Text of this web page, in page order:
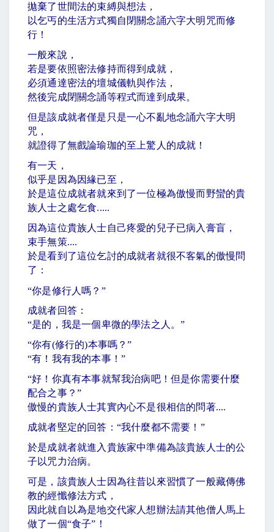
拋棄了世間法的束縛與想法，
以乞丐的生活方式獨自閉關念誦六字大明咒而修
行！
一般來說，
若是要依照密法修持而得到成就，
必須通達密法的壇城儀軌與作法，
然後完成閉關念誦等程式而達到成果。
但是該成就者僅是只是一心不亂地念誦六字大明
咒，
就證得了無戲論瑜珈的至上驚人的成就！
有一天，
似乎是因為因緣已至，
於是這位成就者就來到了一位極為傲慢而野蠻的貴
族人士之處乞食.....
因為這位貴族人士自己疼愛的兒子已病入膏盲，
束手無策....
於是看到了這位乞討的成就者就很不客氣的傲慢問
了：
“你是修行人嗎？ ”
成就者回答：
“是的，我是一個卑微的學法之人。”
“你有(修行的)本事嗎？”
“有！我有我的本事！”
“好！你真有本事就幫我治病吧！但是你需要什麼
配合之事？ ”
傲慢的貴族人士其實內心不是很相信的問著....
成就者堅定的回答： “我什麼都不需要！ ”
於是成就者就進入貴族家中準備為該貴族人士的公
子以咒力治病。
可是，該貴族人士因為往昔以來習慣了一般藏傳佛
教的經懺修法方式，
因此就自以為是地交代家人想辦法請其他僧人馬上
做了一個“食子” ！